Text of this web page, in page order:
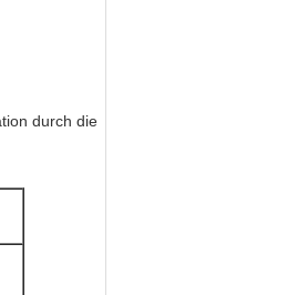
durch die